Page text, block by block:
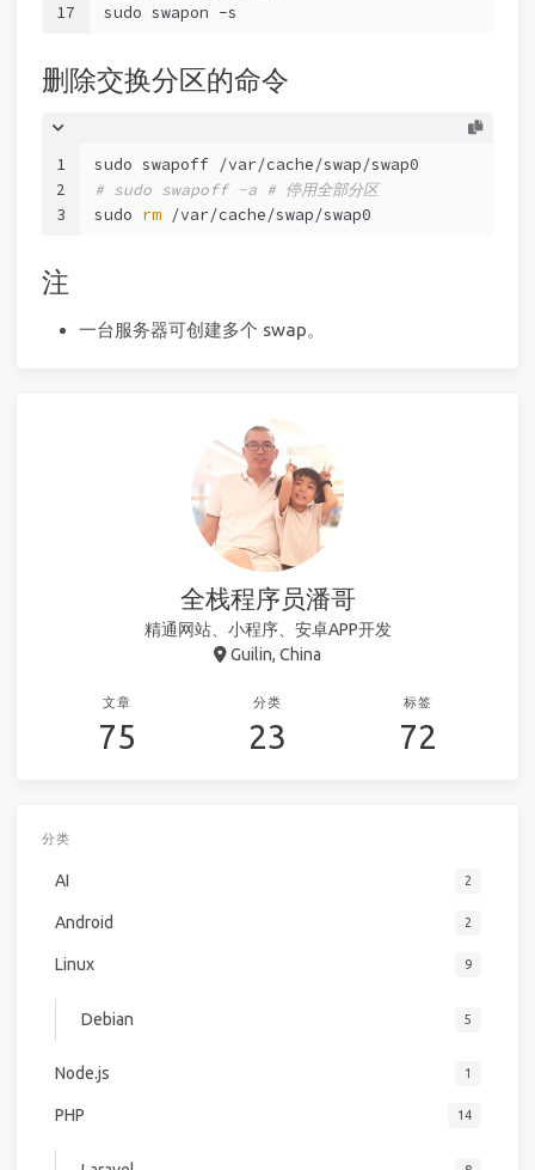
17
sudo swapon -s
删除交换分区的命令
1
2
3
sudo swapoff /var/cache/swap/swap0
# sudo swapoff -a # 停用全部分区
sudo rm /var/cache/swap/swap0
注
一台服务器可创建多个 swap。
全栈程序员潘哥
精通网站、小程序、安卓APP开发
Guilin, China
文章
75
分类
23
标签
72
分类
AI 2
Android 2
Linux 9
Debian 5
Node.js 1
PHP 14